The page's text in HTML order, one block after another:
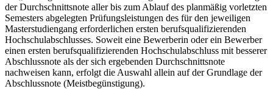
der Durchschnittsnote aller bis zum Ablauf des planmäßig vorletzten
Semesters abgelegten Prüfungsleistungen des für den jeweiligen
Masterstudiengang erforderlichen ersten berufsqualifizierenden
Hochschulabschlusses. Soweit eine Bewerberin oder ein Bewerber
einen ersten berufsqualifizierenden Hochschulabschluss mit besserer
Abschlussnote als der sich ergebenden Durchschnittsnote
nachweisen kann, erfolgt die Auswahl allein auf der Grundlage der
Abschlussnote (Meistbegünstigung).